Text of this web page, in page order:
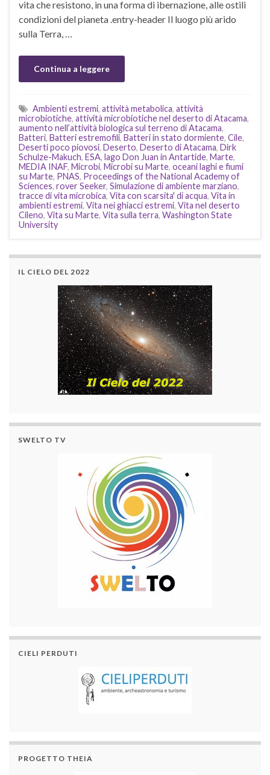
vita che resistono, in una forma di ibernazione, alle ostili
condizioni del pianeta .entry-header Il luogo più arido
sulla Terra, …
Continua a leggere
Ambienti estremi, attività metabolica, attività
microbiotiche, attività microbiotiche nel deserto di Atacama,
aumento nell’attività biologica sul terreno di Atacama,
Batteri, Batteri estremofili, Batteri in stato dormiente, Cile,
Deserti poco piovosi, Deserto, Deserto di Atacama, Dirk
Schulze-Makuch, ESA, lago Don Juan in Antartide, Marte,
MEDIA INAF, Microbi, Microbi su Marte, oceani laghi e fiumi
su Marte, PNAS, Proceedings of the National Academy of
Sciences, rover Seeker, Simulazione di ambiente marziano,
tracce di vita microbica, Vita con scarsita' di acqua, Vita in
ambienti estremi, Vita nei ghiacci estremi, Vita nel deserto
Cileno, Vita su Marte, Vita sulla terra, Washington State
University
IL CIELO DEL 2022
SWELTO TV
CIELI PERDUTI
PROGETTO THEIA